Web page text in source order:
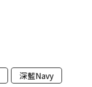
深藍Navy